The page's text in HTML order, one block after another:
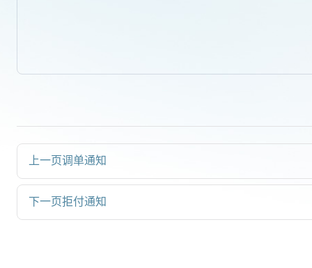
上一页调单通知
下一页拒付通知